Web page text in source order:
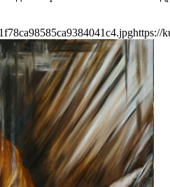
https://